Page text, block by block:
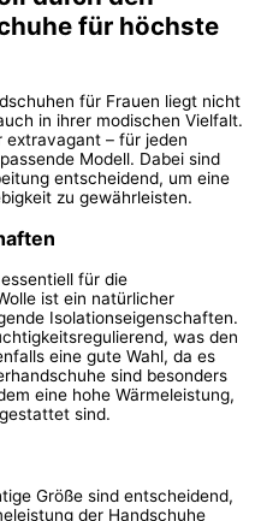
für höchste
für Frauen liegt nicht
in ihrer modischen Vielfalt.
extravagant – für jeden
Modell. Dabei sind
entscheidend, um eine
zu gewährleisten.
für die
ist ein natürlicher
Isolationseigenschaften.
was den
eine gute Wahl, da es
sind besonders
eine hohe Wärmeleistung,
sind.
Größe sind entscheidend,
der Handschuhe